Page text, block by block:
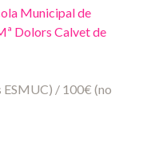
Municipal de
Dolors Calvet de
ESMUC) / 100€ (no